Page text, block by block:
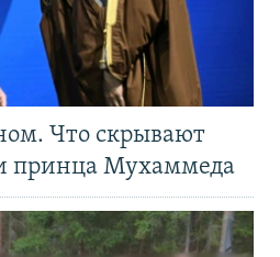
Что скрывают
принца Мухаммеда